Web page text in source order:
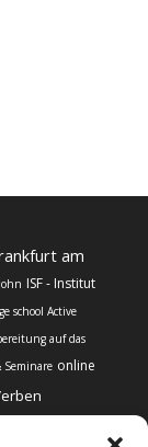
am
ISF - Institut
school Active
auf das
Seminare online